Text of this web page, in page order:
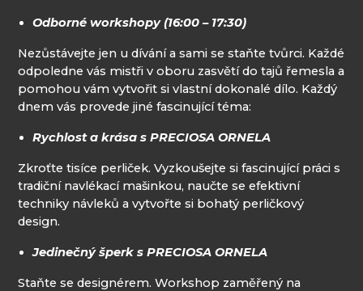
Odborné workshopy (16:00 – 17:30)
Nezůstávejte jen u dívání a sami se staňte tvůrci. Každé
odpoledne vás mistři v oboru zasvětí do tajů řemesla a
pomohou vám vytvořit si vlastní dokonalé dílo. Každý
dnem vás provede jiné fascinující téma:
Rychlost a krása s PRECIOSA ORNELA
Zkroťte tisíce perliček. Vyzkoušejte si fascinující práci s
tradiční navlékací mašinkou, naučte se efektivní
techniky návleků a vytvořte si bohatý perličkový
design.
Jedinečný šperk s PRECIOSA ORNELA
Staňte se designérem. Workshop zaměřený na